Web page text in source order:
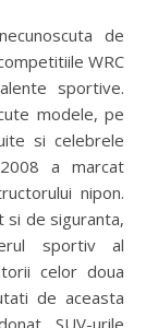
WRC
sportive.
modele, pe
si celebrele
a marcat
nipon.
si de siguranta,
sportiv al
celor doua
de aceasta
SUV-urile